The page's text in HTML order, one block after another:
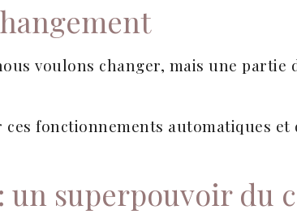
voulons changer, mais une
ces fonctionnements automatiques
un superpouvoir du